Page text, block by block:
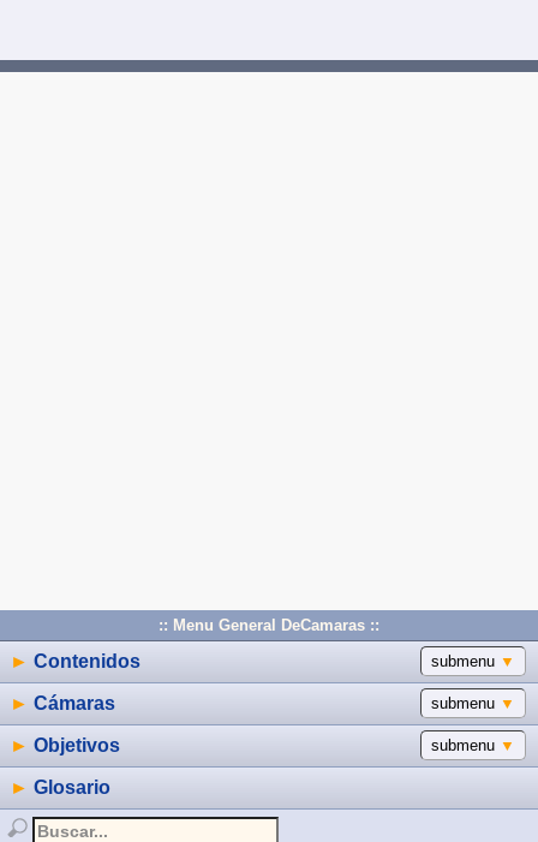
:: Menu General DeCamaras ::
submenu ▼
► Contenidos
submenu ▼
► Cámaras
submenu ▼
► Objetivos
► Glosario